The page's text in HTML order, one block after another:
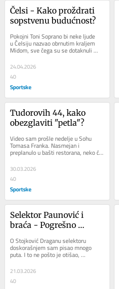
Čelsi - Kako proždrati
sopstvenu budućnost?
Pokojni Toni Soprano bi neke ljude
u Čelsiju nazvao obrnutim kraljem
Midom, sve čega su se dotaknuli
pretvorilo se u g..no. Naravno, ovo se
ne...
24.04.2026
40
Sportske
Tudorovih 44, kako
obezglaviti "petla"?
Video sam prošle nedelje u Sohu
Tomasa Franka. Nasmejan i
preplanulo u bašti restorana, neko će
reći, spasio se bede. Svakako da i
Danac ima udeo...
30.03.2026
40
Sportske
Selektor Paunović i
braća - Pogrešno
Alburkerija...
O Stojković Draganu selektoru
doskorašnjem sam pisao mnogo
puta. I to ne pošto je otišao,
nateravši publiku u laboratorijskom
eksperimentu u...
21.03.2026
40